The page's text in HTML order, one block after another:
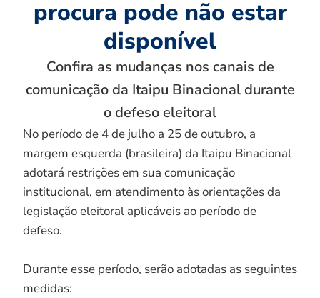
procura pode não estar
disponível
Confira as mudanças nos canais de
comunicação da Itaipu Binacional durante
o defeso eleitoral
No período de 4 de julho a 25 de outubro, a
margem esquerda (brasileira) da Itaipu Binacional
adotará restrições em sua comunicação
institucional, em atendimento às orientações da
legislação eleitoral aplicáveis ao período de
defeso.
Durante esse período, serão adotadas as seguintes
medidas: